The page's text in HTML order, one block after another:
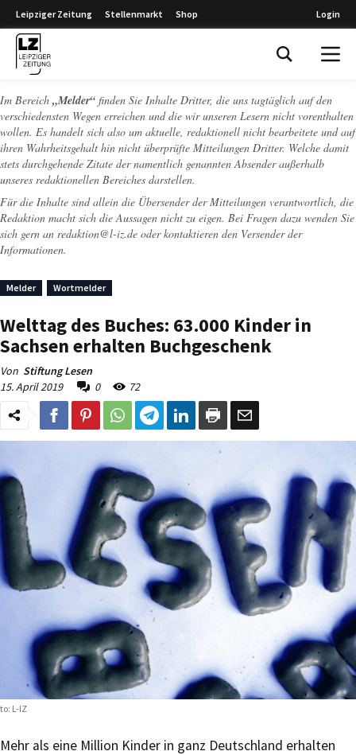
Leipziger Zeitung Stellenmarkt Shop Login
Im Bereich „Melder“ finden Sie Inhalte Dritter, die uns tagtäglich auf den
verschiedensten Wegen erreichen und die wir unseren Lesern nicht vorenthalten
wollen. Es handelt sich also um aktuelle, redaktionell nicht bearbeitete und auf
ihren Wahrheitsgehalt hin nicht überprüfte Mitteilungen Dritter. Welche damit
stets durchgehende Zitate der namentlich genannten Absender außerhalb
unseres redaktionellen Bereiches darstellen.
Für die Inhalte sind allein die Übersender der Mitteilungen verantwortlich, die
Redaktion macht sich die Aussagen nicht zu eigen. Bei Fragen dazu wenden Sie
sich gern an redaktion@l-iz.de oder kontaktieren den Versender der
Informationen.
Melder Wortmelder
Welttag des Buches: 63.000 Kinder in
Sachsen erhalten Buchgeschenk
Von Stiftung Lesen
15. April 2019
0 72
L-IZ
Mehr als eine Million Kinder in ganz Deutschland erhalten